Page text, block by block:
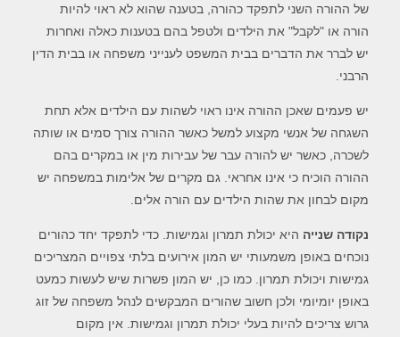
של ההורה השני לתפקד כהורה, בטענה שהוא לא ראוי להיות
הורה או "לקבל" את הילדים ולטפל בהם בטענות כאלה ואחרות
יש לברר את הדברים בבית המשפט לענייני משפחה או בבית הדין
הרבני.
יש פעמים שאכן ההורה אינו ראוי לשהות עם הילדים אלא תחת
השגחה של אנשי מקצוע למשל כאשר ההורה צורך סמים או שותה
לשכרה, כאשר יש להורה עבר של עבירות מין או במקרים בהם
ההורה הוכיח כי אינו אחראי. גם מקרים של אלימות במשפחה יש
מקום לבחון את שהות הילדים עם הורה אלים.
נקודה שנייה היא יכולת תמרון וגמישות. כדי לתפקד יחד כהורים
נוכחים באופן משמעותי יש המון אירועים בלתי צפויים המצריכים
גמישות ויכולת תמרון. כמו כן, יש המון פשרות שיש לעשות כמעט
באופן יומיומי ולכן חשוב שהורים המבקשים לנהל משפחה של זוג
גרוש צריכים להיות בעלי יכולת תמרון וגמישות. אין מקום